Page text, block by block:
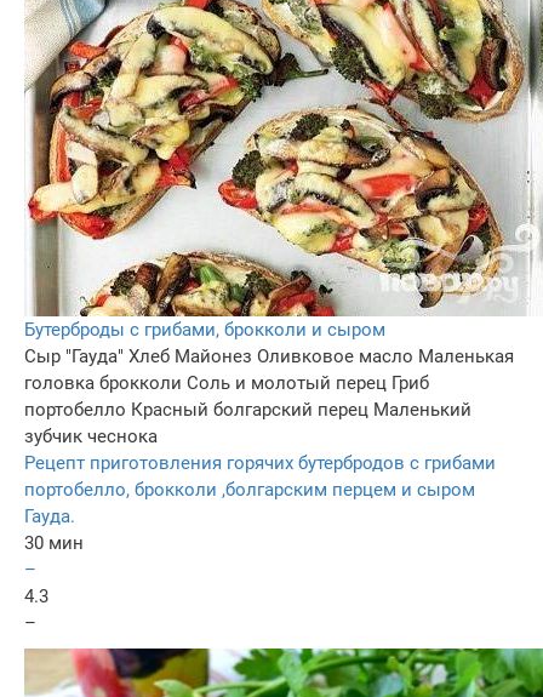
Бутерброды с грибами, брокколи и сыром
Сыр "Гауда" Хлеб Майонез Оливковое масло Маленькая
головка брокколи Соль и молотый перец Гриб
портобелло Красный болгарский перец Маленький
зубчик чеснока
Рецепт приготовления горячих бутербродов с грибами
портобелло, брокколи ,болгарским перцем и сыром
Гауда.
30 мин
–
4.3
–